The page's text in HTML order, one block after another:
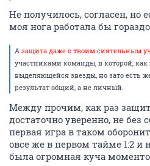
Не получилось, согласен, но
моя нога работала бы
А защита даже с твоим сиятельным
участниками команды, в которой,
выделяющейся звезды, но зато есть
результат общий, а не личный.
Между прочим, как раз
достаточно уверенно, не без
первая игра в таком
овсе же в первом тайме 1:2 и
была огромная куча